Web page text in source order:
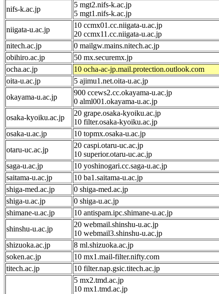
nifs-k.ac.jp
5 mgt2.nifs-k.ac.jp
5 mgt1.nifs-k.ac.jp
niigata-u.ac.jp
10 ccmx01.cc.niigata-u.ac.jp
20 ccmx11.cc.niigata-u.ac.jp
nitech.ac.jp
0 mailgw.mains.nitech.ac.jp
obihiro.ac.jp
50 mx.securemx.jp
ocha.ac.jp
10 ocha-ac-jp.mail.protection.outlook.com
oita-u.ac.jp
5 ajimu1.net.oita-u.ac.jp
okayama-u.ac.jp
900 ccews2.cc.okayama-u.ac.jp
0 alml001.okayama-u.ac.jp
osaka-kyoiku.ac.jp
20 grape.osaka-kyoiku.ac.jp
10 filter.osaka-kyoiku.ac.jp
osaka-u.ac.jp
10 topmx.osaka-u.ac.jp
otaru-uc.ac.jp
20 caspi.otaru-uc.ac.jp
10 superior.otaru-uc.ac.jp
saga-u.ac.jp
10 yoshinogari.cc.saga-u.ac.jp
saitama-u.ac.jp
10 ba1.saitama-u.ac.jp
shiga-med.ac.jp
0 shiga-med.ac.jp
shiga-u.ac.jp
0 shiga-u.ac.jp
shimane-u.ac.jp
10 antispam.ipc.shimane-u.ac.jp
shinshu-u.ac.jp
20 webmail.shinshu-u.ac.jp
10 webmail3.shinshu-u.ac.jp
shizuoka.ac.jp
8 ml.shizuoka.ac.jp
soken.ac.jp
10 mx1.mail-filter.nifty.com
titech.ac.jp
10 filter.nap.gsic.titech.ac.jp
5 mx2.tmd.ac.jp
10 mx1.tmd.ac.jp